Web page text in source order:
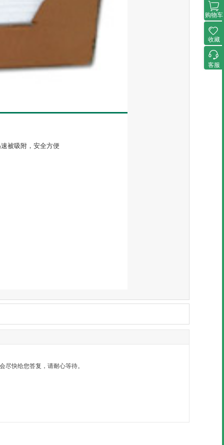
被吸附，安全方便
快给您答复，请耐心等待。
购物车
收藏
客服